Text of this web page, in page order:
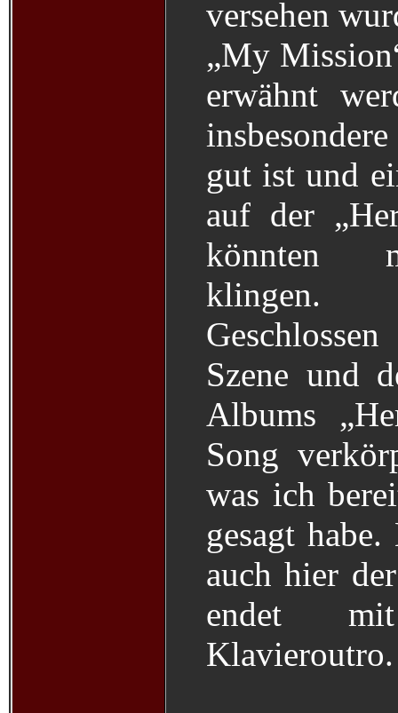
versehen
„My
erwähnt
gut ist und
auf der
könnten
klingen.
Szene und
Albums
Song
was ich
gesagt
auch hier
endet
Klavieroutro.